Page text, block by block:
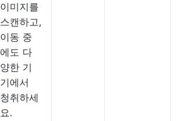
이미지를
스캔하고,
이동 중
에도 다
양한 기
기에서
청취하세
요.